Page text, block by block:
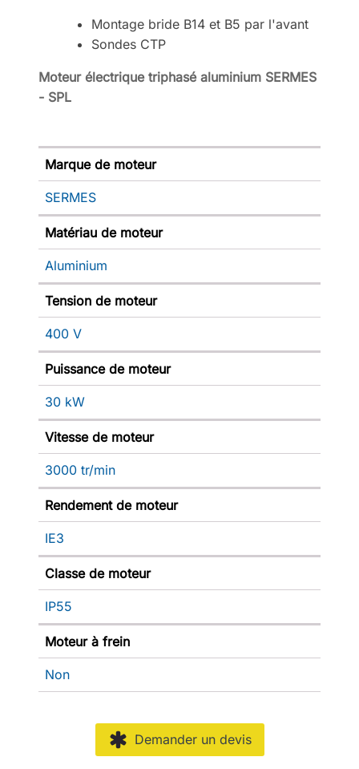
Montage bride B14 et B5 par l'avant
Sondes CTP
Moteur électrique triphasé aluminium SERMES
- SPL
Marque de moteur
SERMES
Matériau de moteur
Aluminium
Tension de moteur
400 V
Puissance de moteur
30 kW
Vitesse de moteur
3000 tr/min
Rendement de moteur
IE3
Classe de moteur
IP55
Moteur à frein
Non
Demander un devis